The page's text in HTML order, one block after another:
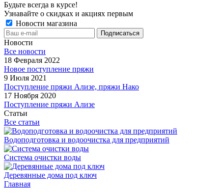
Будьте всегда в курсе!
Узнавайте о скидках и акциях первым
Новости магазина
Новости
Все новости
18 Февраля 2022
Новое поступление пряжи
9 Июля 2021
Поступление пряжи Ализе, пряжи Нако
17 Ноября 2020
Поступление пряжи Ализе
Статьи
Все статьи
Водоподготовка и водоочистка для предприятий
Система очистки воды
Деревянные дома под ключ
Главная